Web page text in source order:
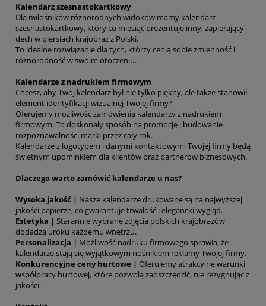
Kalendarz szesnastokartkowy
Dla miłośników różnorodnych widoków mamy kalendarz
szesnastokartkowy, który co miesiąc prezentuje inny, zapierający
dech w piersiach krajobraz z Polski.
To idealne rozwiązanie dla tych, którzy cenią sobie zmienność i
różnorodność w swoim otoczeniu.
Kalendarze z nadrukiem firmowym
Chcesz, aby Twój kalendarz był nie tylko piękny, ale także stanowił
element identyfikacji wizualnej Twojej firmy?
Oferujemy możliwość zamówienia kalendarzy z nadrukiem
firmowym. To doskonały sposób na promocję i budowanie
rozpoznawalności marki przez cały rok.
Kalendarze z logotypem i danymi kontaktowymi Twojej firmy będą
świetnym upominkiem dla klientów oraz partnerów biznesowych.
Dlaczego warto zamówić kalendarze u nas?
Wysoka jakość | Nasze kalendarze drukowane są na najwyższej
jakości papierze, co gwarantuje trwałość i elegancki wygląd.
Estetyka | Starannie wybrane zdjęcia polskich krajobrazów
dodadzą uroku każdemu wnętrzu.
Personalizacja | Możliwość nadruku firmowego sprawia, że
kalendarze stają się wyjątkowym nośnikiem reklamy Twojej firmy.
Konkurencyjne ceny hurtowe | Oferujemy atrakcyjne warunki
współpracy hurtowej, które pozwolą zaoszczędzić, nie rezygnując z
jakości.